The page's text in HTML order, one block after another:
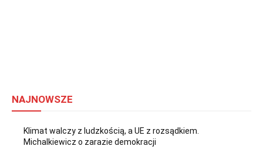
NAJNOWSZE
Klimat walczy z ludzkością, a UE z rozsądkiem.
Michalkiewicz o zarazie demokracji